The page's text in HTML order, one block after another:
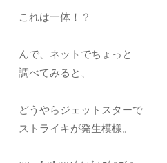
これは一体！？
んで、ネットでちょっと
調べてみると、
どうやらジェットスターで
ストライキが発生模様。